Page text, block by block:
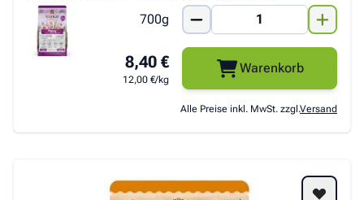
700g
8,40 €
12,00 €/kg
Warenkorb
Alle Preise inkl. MwSt. zzgl.Versand